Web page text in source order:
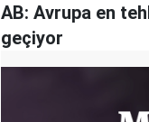
AB: Avrupa en
geçiyor